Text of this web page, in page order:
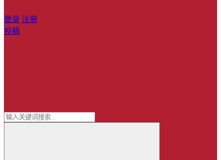
登录 注册
投稿